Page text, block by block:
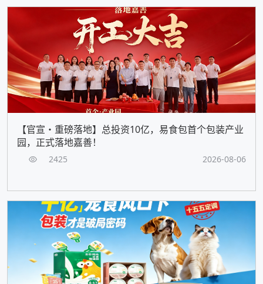
【官宣・重磅落地】总投资10亿，易食包首个包装产业
园，正式落地嘉善！
2425 2026-08-06